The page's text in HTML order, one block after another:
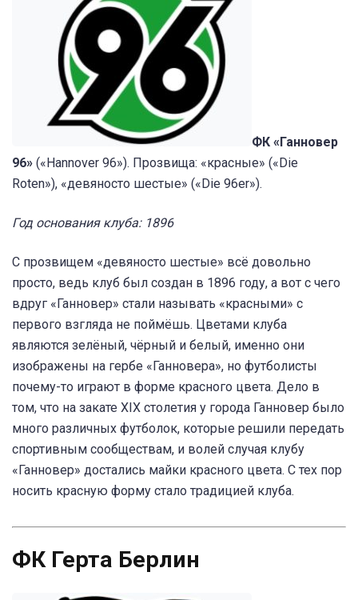
ФК «Ганновер
96» («Hannover 96»). Прозвища: «красные» («Die
Roten»), «девяносто шестые» («Die 96er»).
Год основания клуба: 1896
С прозвищем «девяносто шестые» всё довольно
просто, ведь клуб был создан в 1896 году, а вот с чего
вдруг «Ганновер» стали называть «красными» с
первого взгляда не поймёшь. Цветами клуба
являются зелёный, чёрный и белый, именно они
изображены на гербе «Ганновера», но футболисты
почему-то играют в форме красного цвета. Дело в
том, что на закате XIX столетия у города Ганновер было
много различных футболок, которые решили передать
спортивным сообществам, и волей случая клубу
«Ганновер» достались майки красного цвета. С тех пор
носить красную форму стало традицией клуба.
ФК Герта Берлин